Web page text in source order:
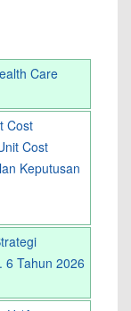
Care
Cost
Cost
Keputusan
6 Tahun 2026